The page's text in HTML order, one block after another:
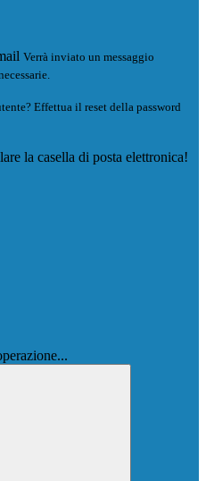
Verrà inviato un messaggio
Effettua il reset della password
la casella di posta elettronica!